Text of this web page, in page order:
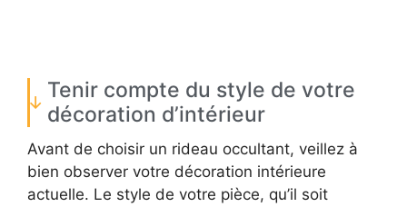
Tenir compte du style de votre
décoration d’intérieur
Avant de choisir un rideau occultant, veillez à
bien observer votre décoration intérieure
actuelle. Le style de votre pièce, qu’il soit